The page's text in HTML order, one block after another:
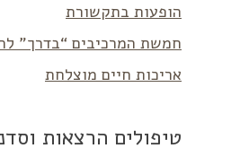
הופעות בתקשורת
חמשת המרכיבים “בדרך”
אריכות חיים מוצלחת
טיפולים הרצאות